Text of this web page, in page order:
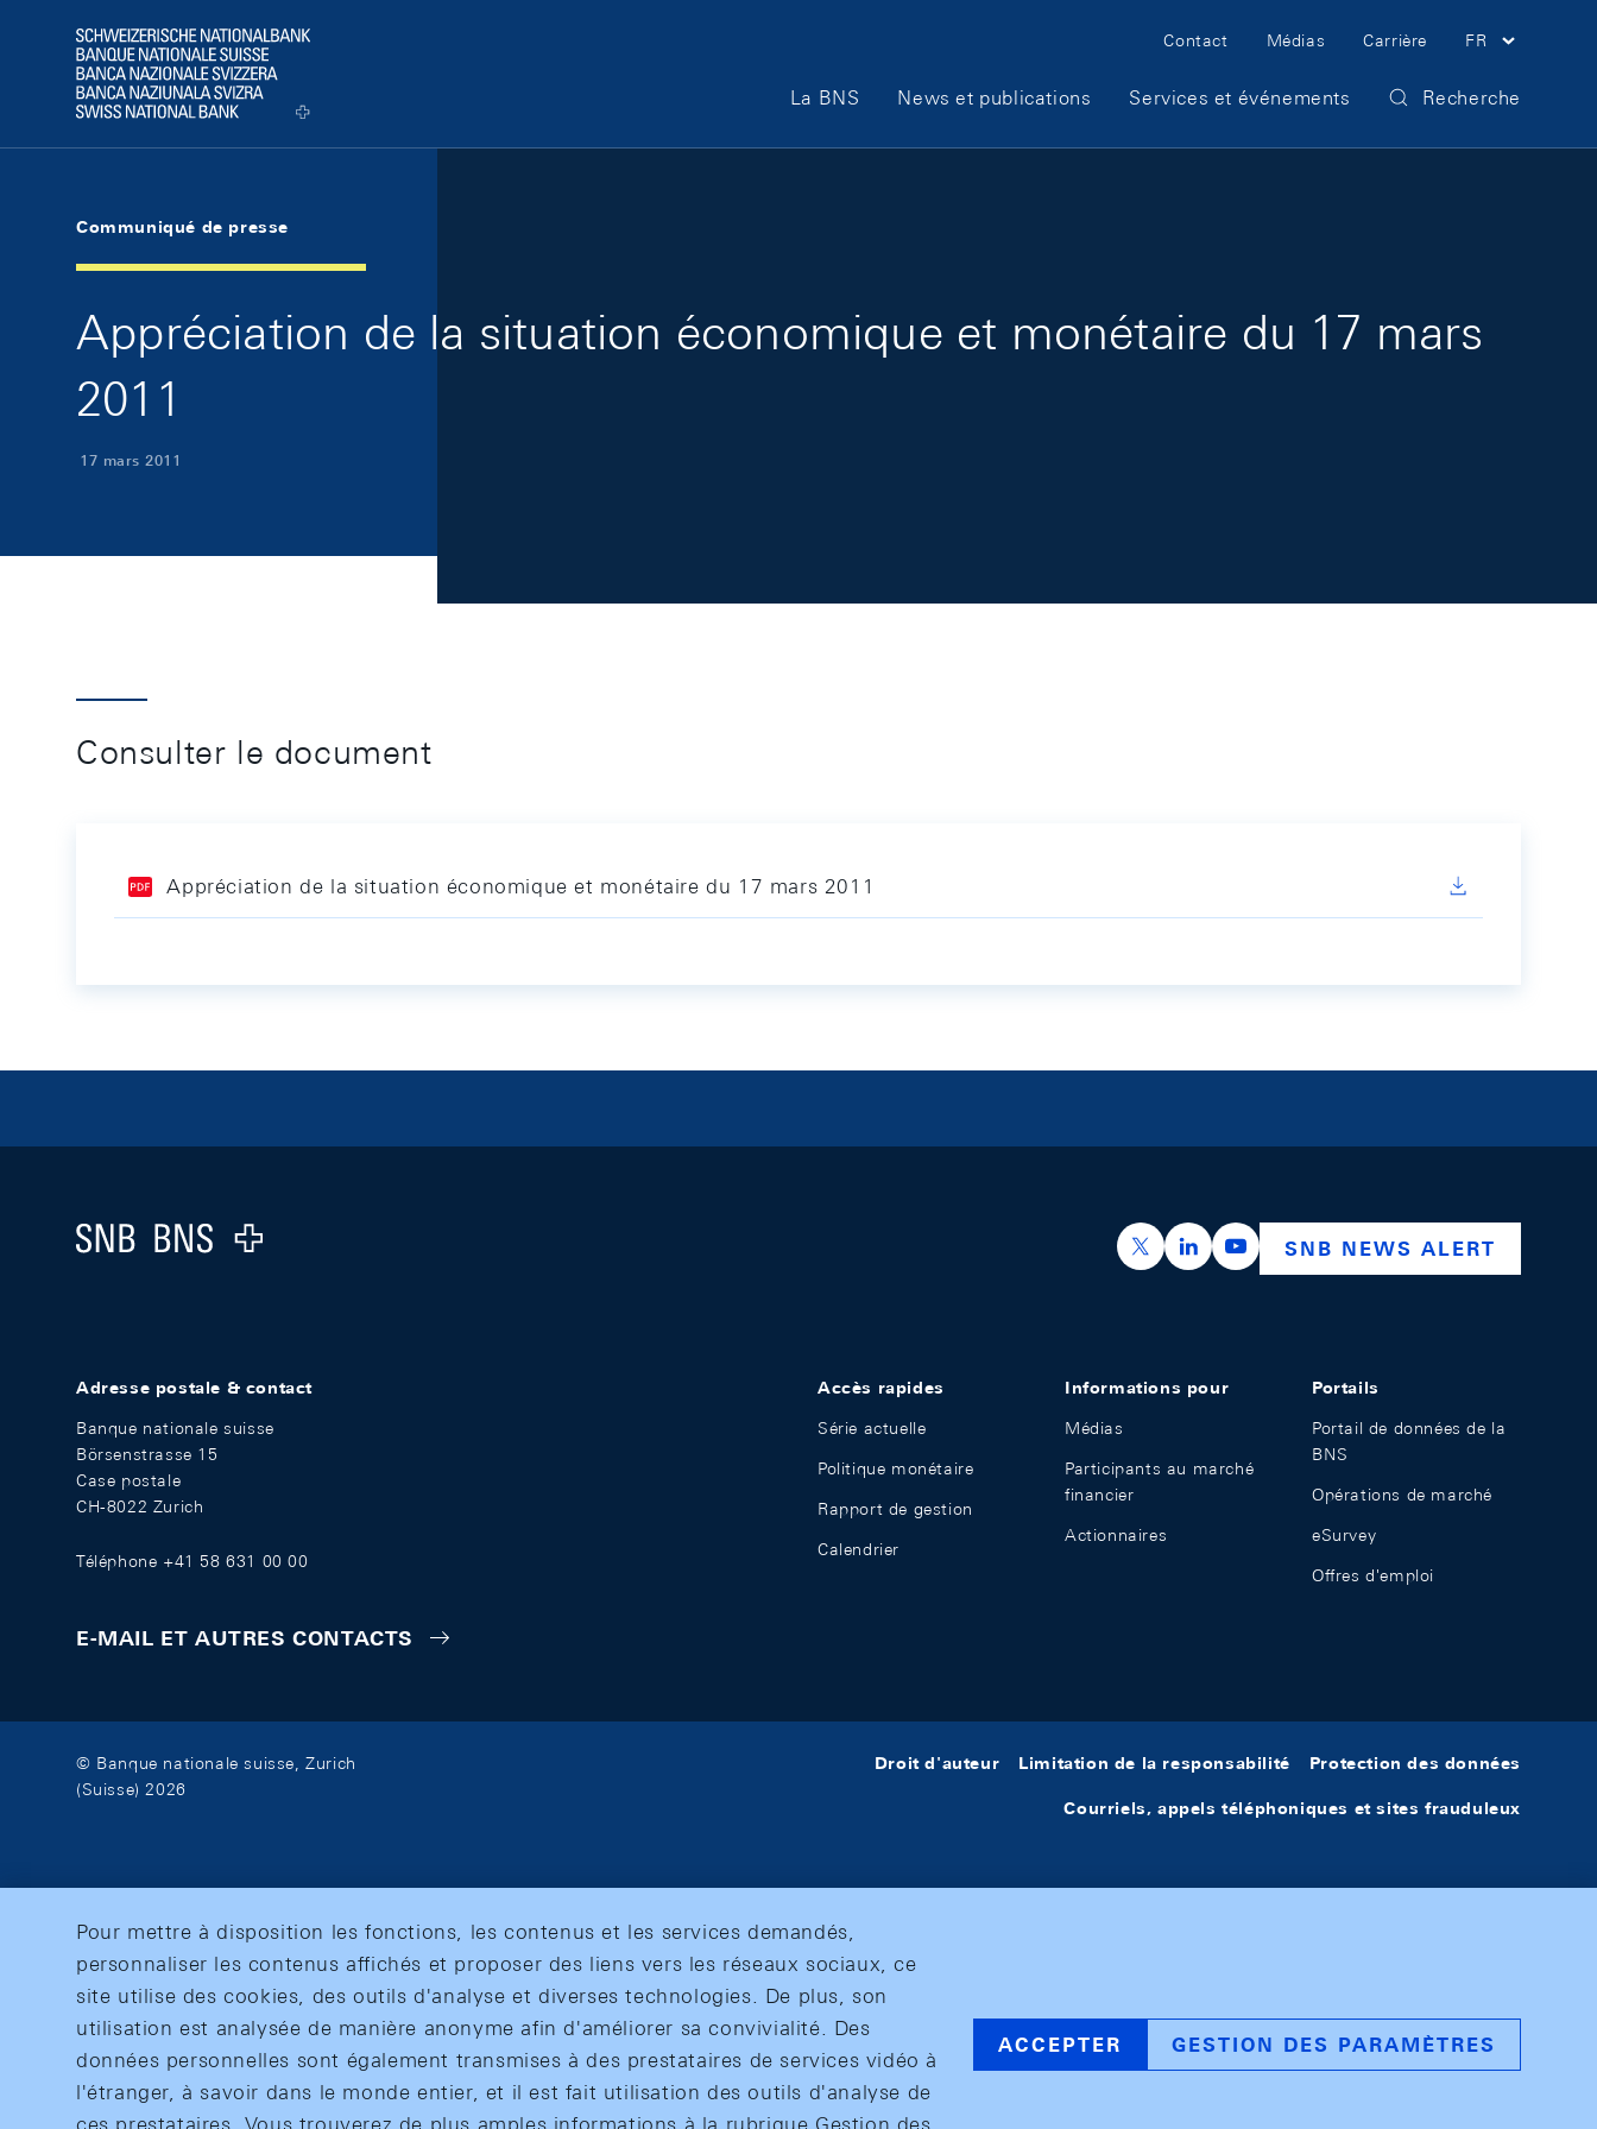
Logo
Meta Navigation
Contact Médias Carrière FR
Main Navigation
La BNS News et publications Services et événements Recherche
Communiqué de presse
Appréciation de la situation économique et monétaire du 17 mars
2011
17 mars 2011
Consulter le document
Appréciation de la situation économique et monétaire du 17 mars 2011
Logo
https://x.com/snb_bns
https://ch.linkedin.com/company/swiss-
https://www.youtube.com/
SNB NEWS ALERT
Adresse postale & contact
Banque nationale suisse
Börsenstrasse 15
Case postale
CH-8022 Zurich
Téléphone +41 58 631 00 00
E-MAIL ET AUTRES CONTACTS
Accès rapides
Série actuelle
Politique monétaire
Rapport de gestion
Calendrier
Informations pour
Médias
Participants au marché
financier
Actionnaires
Portails
Portail de données de la
BNS
Opérations de marché
eSurvey
Offres d'emploi
© Banque nationale suisse, Zurich
(Suisse) 2026
Droit d'auteur Limitation de la responsabilité Protection des données
Courriels, appels téléphoniques et sites frauduleux
Pour mettre à disposition les fonctions, les contenus et les services demandés,
personnaliser les contenus affichés et proposer des liens vers les réseaux sociaux, ce
site utilise des cookies, des outils d'analyse et diverses technologies. De plus, son
utilisation est analysée de manière anonyme afin d'améliorer sa convivialité. Des
données personnelles sont également transmises à des prestataires de services vidéo à
l'étranger, à savoir dans le monde entier, et il est fait utilisation des outils d'analyse de
ACCEPTER GESTION DES PARAMÈTRES